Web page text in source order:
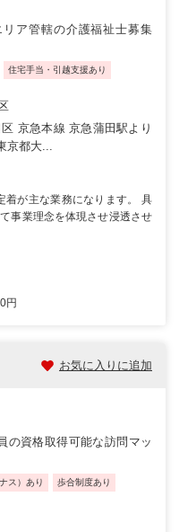
リア管轄の介護福祉士募集
住宅手当・引越支援あり
京急本線 京急蒲田駅より
京都大...
着が主な業務になります。 具
事業理念を体現させ浸透させ
円
お気に入りに追加
の資格取得可能な訪問マッ
ス）あり 歩合制度あり